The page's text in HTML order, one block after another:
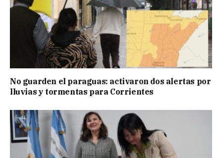
No guarden el paraguas: activaron dos alertas por
lluvias y tormentas para Corrientes